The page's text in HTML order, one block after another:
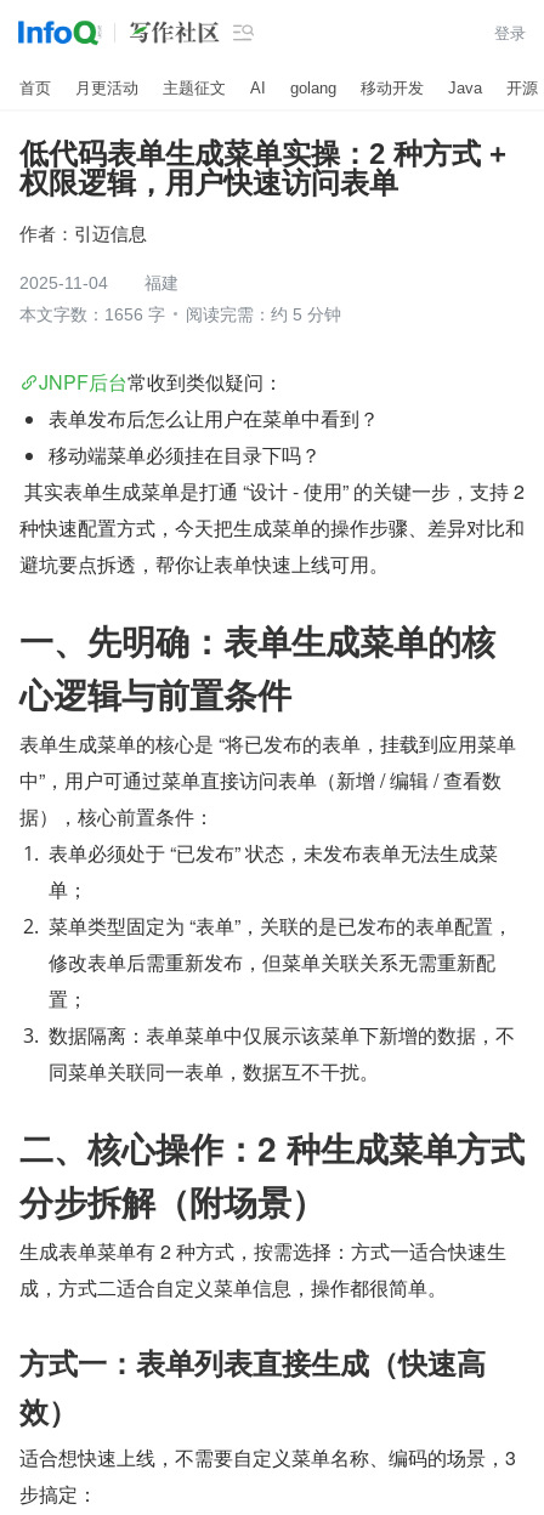
 登录
首页 月更活动 主题征文 AI golang 移动开发 Java 开源
低代码表单生成菜单实操：2 种方式 +
权限逻辑，用户快速访问表单
作者： 引迈信息
2025-11-04
福建
本文字数：1656 字
阅读完需：约 5 分钟
JNPF后台常收到类似疑问：
表单发布后怎么让用户在菜单中看到？
移动端菜单必须挂在目录下吗？
种快速配置方式，今天把生成菜单的操作步骤、差异对比和
避坑要点拆透，帮你让表单快速上线可用。
一、先明确：表单生成菜单的核
心逻辑与前置条件
表单生成菜单的核心是 “将已发布的表单，挂载到应用菜单
中”，用户可通过菜单直接访问表单（新增 / 编辑 / 查看数
据），核心前置条件：
表单必须处于 “已发布” 状态，未发布表单无法生成菜
单；
菜单类型固定为 “表单”，关联的是已发布的表单配置，
修改表单后需重新发布，但菜单关联关系无需重新配
置；
数据隔离：表单菜单中仅展示该菜单下新增的数据，不
同菜单关联同一表单，数据互不干扰。
二、核心操作：2 种生成菜单方式
分步拆解（附场景）
生成表单菜单有 2 种方式，按需选择：方式一适合快速生
成，方式二适合自定义菜单信息，操作都很简单。
方式一：表单列表直接生成（快速高
效）
适合想快速上线，不需要自定义菜单名称、编码的场景，3
步搞定：